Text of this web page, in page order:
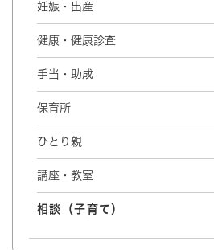
妊娠・出産
健康・健康診査
手当・助成
保育所
ひとり親
講座・教室
相談（子育て）